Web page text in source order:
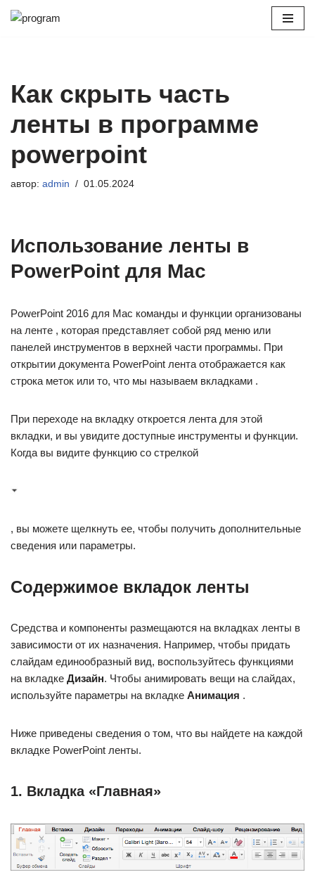
Как скрыть часть
ленты в программе
powerpoint
автор: admin 01.05.2024
Использование ленты в
PowerPoint для Mac
PowerPoint 2016 для Mac команды и функции организованы
на ленте , которая представляет собой ряд меню или
панелей инструментов в верхней части программы. При
открытии документа PowerPoint лента отображается как
строка меток или то, что мы называем вкладками .
При переходе на вкладку откроется лента для этой
вкладки, и вы увидите доступные инструменты и функции.
Когда вы видите функцию со стрелкой
, вы можете щелкнуть ее, чтобы получить дополнительные
сведения или параметры.
Содержимое вкладок ленты
Средства и компоненты размещаются на вкладках ленты в
зависимости от их назначения. Например, чтобы придать
слайдам единообразный вид, воспользуйтесь функциями
на вкладке Дизайн. Чтобы анимировать вещи на слайдах,
используйте параметры на вкладке Анимация .
Ниже приведены сведения о том, что вы найдете на каждой
вкладке PowerPoint ленты.
1. Вкладка «Главная»